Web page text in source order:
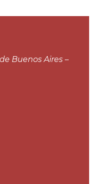
Buenos Aires –